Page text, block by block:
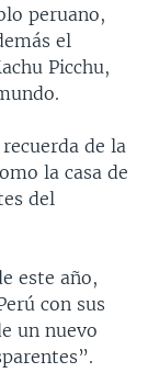
peruano,
el
Picchu,
de la
la casa de
del
este año,
con sus
un nuevo